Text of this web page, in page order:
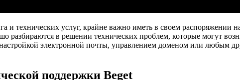
и технических услуг, крайне важно иметь в своем
разбираются в решении технических проблем, которые могут
электронной почты, управлением доменом или любым
поддержки Beget